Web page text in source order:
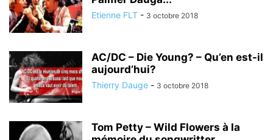
Etienne FLT - 3 octobre 2018
AC/DC – Die Young? – Qu’en est-il
aujourd’hui?
Thierry Dauge - 3 octobre 2018
Tom Petty – Wild Flowers à la